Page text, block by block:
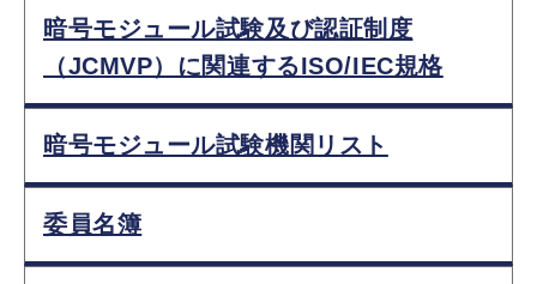
暗号モジュール試験及び認証制度
（JCMVP）に関連するISO/IEC規格
暗号モジュール試験機関リスト
委員名簿